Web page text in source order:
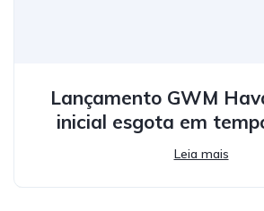
Lançamento GWM
inicial esgota em
Leia mais